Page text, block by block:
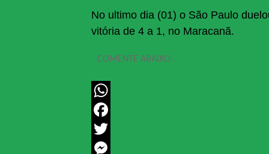
No ultimo dia (01) o São Paulo
vitória de 4 a 1, no Maracanã.
COMENTE ABAIXO:
WhatsApp
Facebook
Twitter